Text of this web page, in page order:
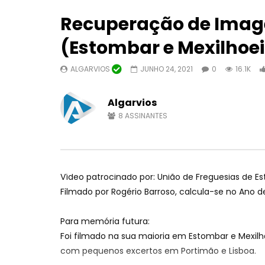
Assistir depois
TV Algarvios
ALGARVIOS
OUTUBRO 18, 2024
0
10.3K 43 0
04:22
Recuperação de
(Estombar e
ALGARVIOS JUNHO 24, 2021 0 16.1K
Algarvios
8 ASSINANTES
Vídeo patrocinado por: União de Freguesias de
Filmado por Rogério Barroso, calcula-se no Ano
Para memória futura:
Foi filmado na sua maioria em Estombar e
com pequenos excertos em Portimão e Lisboa.